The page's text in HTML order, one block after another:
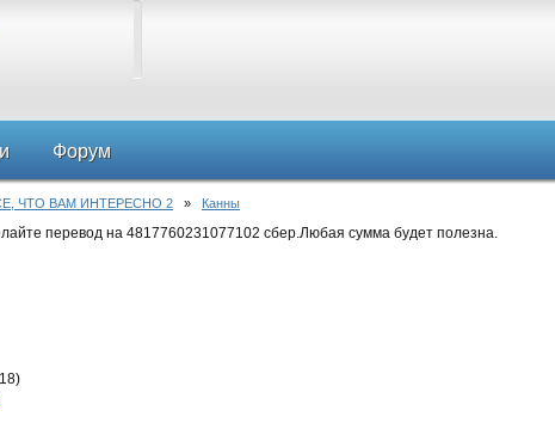
Форум
ЧТО ВАМ ИНТЕРЕСНО 2 » Канны
перевод на 4817760231077102 сбер.Любая сумма будет полезна.